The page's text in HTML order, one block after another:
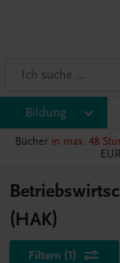
Bildung
Bücher in max. 48
(HAK)
Filtern (1)